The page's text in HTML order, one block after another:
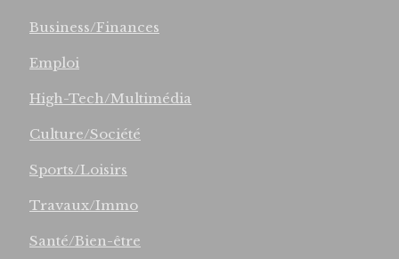
Business/Finances
Emploi
High-Tech/Multimédia
Culture/Société
Sports/Loisirs
Travaux/Immo
Santé/Bien-être